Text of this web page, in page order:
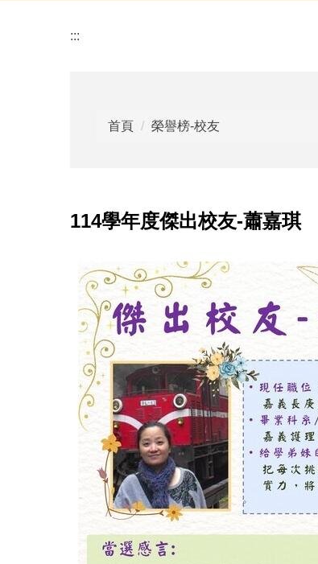
:::
首頁 榮譽榜-校友
114學年度傑出校友-蕭嘉琪